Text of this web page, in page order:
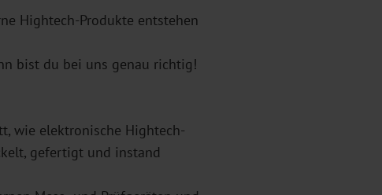
Hightech-Produkte entstehen
bist du bei uns genau richtig!
wie elektronische Hightech-
gefertigt und instand